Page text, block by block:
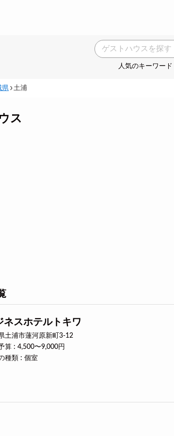
人気のキーワード
県 土浦
ス
ネスホテルトキワ
土浦市蓮河原新町3-12
算 : 4,500〜9,000円
種類 : 個室